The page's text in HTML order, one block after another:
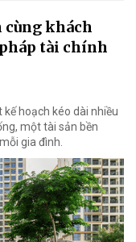
cùng khách
tài chính
hoạch kéo dài nhiều
một tài sản bền
gia đình.